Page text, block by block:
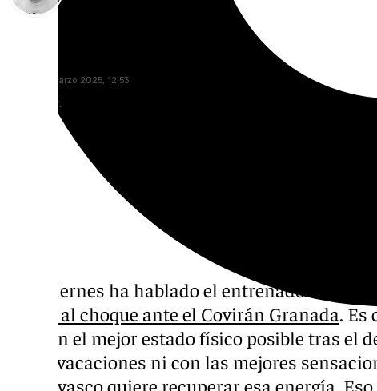
viernes, 7 marzo 2025, 12:53
Compartir:
Este viernes ha hablado el entrenador del
previa al choque ante el Covirán Granada. Es
llega en el mejor estado físico posible tras el
‘mini’ vacaciones ni con las mejores
que el vasco quiere recuperar esa energía.